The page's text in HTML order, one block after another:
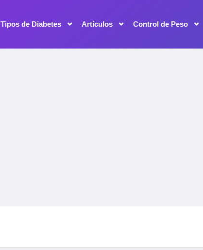
Tipos de Diabetes Artículos Control de Peso